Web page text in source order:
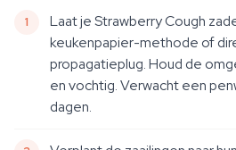
Laat je Strawberry Cough
keukenpapier-methode of
propagatieplug. Houd de
en vochtig. Verwacht een
dagen.